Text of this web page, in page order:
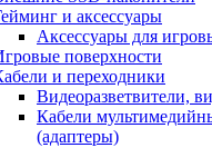
и аксессуары
Аксессуары для
поверхности
и переходники
Видеоразветвители,
Кабели
(адаптеры)